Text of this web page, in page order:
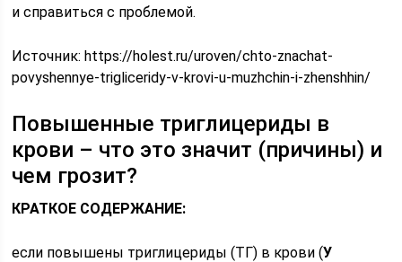
и справиться с проблемой.
Источник:https://holest.ru/uroven/chto-znachat-
povyshennye-trigliceridy-v-krovi-u-muzhchin-i-zhenshhin/
Повышенные триглицериды в
крови – что это значит (причины) и
чем грозит?
КРАТКОЕ СОДЕРЖАНИЕ:
если повышены триглицериды (ТГ) в крови (У